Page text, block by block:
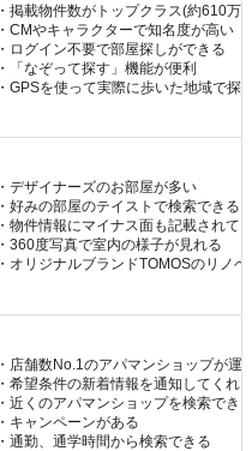
・掲載物件数がトップクラス(約610万
・CMやキャラクターで知名度が高い
・ログイン不要で部屋探しができる
・「なぞって探す」機能が便利
・GPSを使って実際に歩いた地域で探
・デザイナーズのお部屋が多い
・好みの部屋のテイストで検索できる
・物件情報にマイナス面も記載されて
・360度写真で室内の様子が見れる
・オリジナルブランドTOMOSのリノ
・店舗数No.1のアパマンショップが運
・希望条件の新着情報を通知してくれ
・近くのアパマンショップを検索でき
・キャンペーンがある
・通勤、通学時間から検索できる